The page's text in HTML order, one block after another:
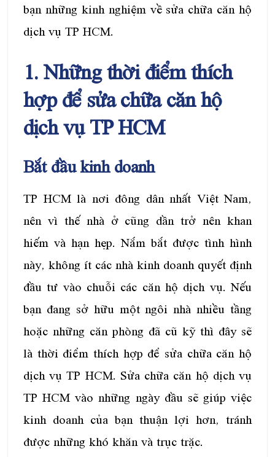
bạn những kinh nghiệm về sửa chữa căn hộ
dịch vụ TP HCM.
1. Những thời điểm thích
hợp để sửa chữa căn hộ
dịch vụ TP HCM
Bắt đầu kinh doanh
TP HCM là nơi đông dân nhất Việt Nam,
nên vì thế nhà ở cũng dần trở nên khan
hiếm và hạn hẹp. Nắm bắt được tình hình
này, không ít các nhà kinh doanh quyết định
đầu tư vào chuỗi các căn hộ dịch vụ. Nếu
bạn đang sở hữu một ngôi nhà nhiều tầng
hoặc những căn phòng đã cũ kỹ thì đây sẽ
là thời điểm thích hợp để sửa chữa căn hộ
dịch vụ TP HCM. Sửa chữa căn hộ dịch vụ
TP HCM vào những ngày đầu sẽ giúp việc
kinh doanh của bạn thuận lợi hơn, tránh
được những khó khăn và trục trặc.